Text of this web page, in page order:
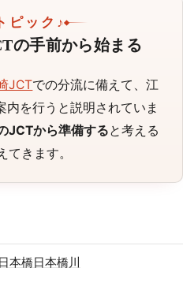
ピック♪
の手前から始まる
JCTでの分流に備えて、江
内を行うと説明されていま
JCTから準備すると考える
てきます。
日本橋日本橋川